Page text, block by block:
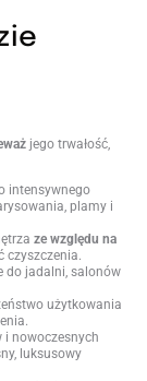
jego trwałość,
intensywnego
plamy i
ze względu na
czyszczenia.
do jadalni, salonów
użytkowania
i nowoczesnych
luksusowy